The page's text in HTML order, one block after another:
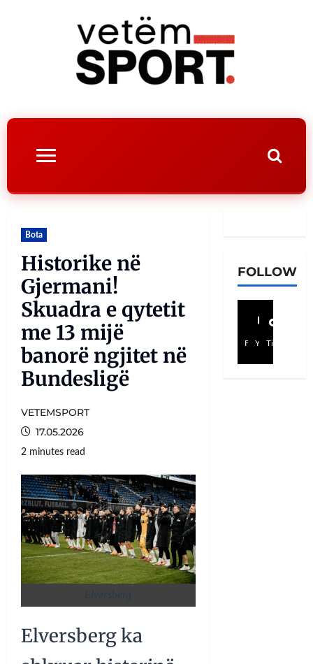
Bota
Historike në
Gjermani!
Skuadra e qytetit
me 13 mijë
banorë ngjitet në
Bundesligë
VETEMSPORT
17.05.2026
2 minutes read
Elversberg ka
FOLLOW
Facebook
YouTube
TikTok